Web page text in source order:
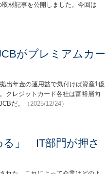
材記事を公開しました。今回は
がプレミアムカー
出年金の運用益で気付けば資産1億
クレジットカード各社は富裕層向
だ。
（2025/12/24）
る」 IT部門が押さ